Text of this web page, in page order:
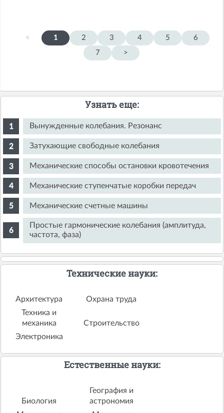
< 1 2 3 4 5
6
7
>
Узнать еще:
Вынужденные колебания. Резонанс
Затухающие свободные колебания
Механические способы остановки кровотечения
Механические ступенчатые коробки передач
Механические счетные машины
Простые гармонические колебания (амплитуда,
частота, фаза)
Технические науки:
Архитектура
Охрана труда
Техника и
механика
Строительство
Электроника
Естественные науки:
Биология
География и
астрономия